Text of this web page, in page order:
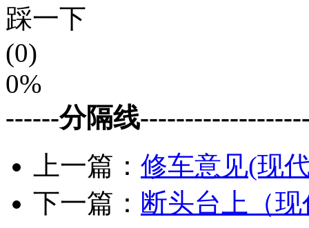
踩一下
(0)
0%
------分隔线
上一篇： 修车意见(现
下一篇： 断头台上（